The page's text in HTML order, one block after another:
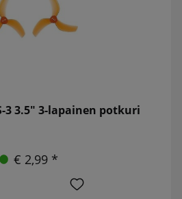
3 3.5" 3-lapainen potkuri
€ 2,99 *